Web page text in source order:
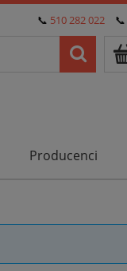
📞 510 282 022 📞
Producenci